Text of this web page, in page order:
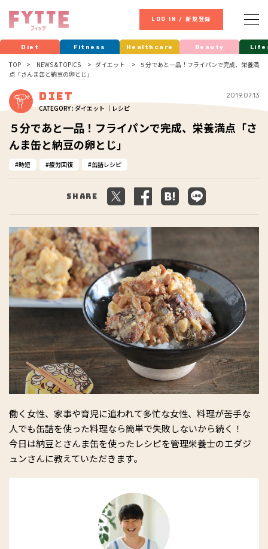
LOG IN / 新規登録
Diet Fitness Healthcare Beauty
TOP NEWS & TOPICS ダイエット
５分であと一品！フライパンで完成、栄養満
点「さんま缶と納豆の卵とじ」
Diet
CATEGORY : ダイエット ｜レシピ
2019.07.13
５分であと一品！フライパンで完成、栄養満点「さ
んま缶と納豆の卵とじ」
時短 疲労回復 缶詰レシピ
Share
働く女性、家事や育児に追われて多忙な女性、料理が苦手な
人でも缶詰を使った料理なら簡単で失敗しないから続く！
今日は納豆とさんま缶を使ったレシピを管理栄養士のエダジ
ュンさんに教えていただきます。